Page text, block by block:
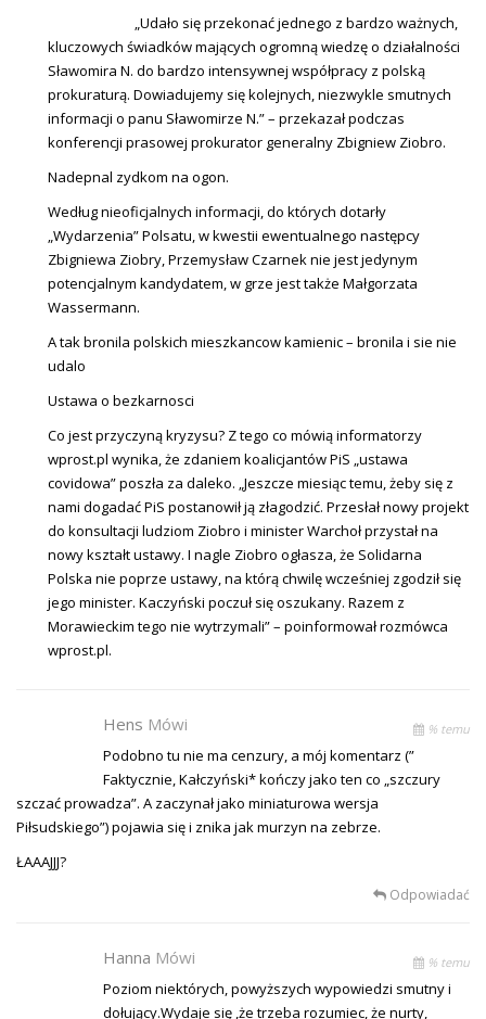
„Udało się przekonać jednego z bardzo ważnych,
kluczowych świadków mających ogromną wiedzę o działalności
Sławomira N. do bardzo intensywnej współpracy z polską
prokuraturą. Dowiadujemy się kolejnych, niezwykle smutnych
informacji o panu Sławomirze N.” – przekazał podczas
konferencji prasowej prokurator generalny Zbigniew Ziobro.
Nadepnal zydkom na ogon.
Według nieoficjalnych informacji, do których dotarły
„Wydarzenia” Polsatu, w kwestii ewentualnego następcy
Zbigniewa Ziobry, Przemysław Czarnek nie jest jedynym
potencjalnym kandydatem, w grze jest także Małgorzata
Wassermann.
A tak bronila polskich mieszkancow kamienic – bronila i sie nie
udalo
Ustawa o bezkarnosci
Co jest przyczyną kryzysu? Z tego co mówią informatorzy
wprost.pl wynika, że zdaniem koalicjantów PiS „ustawa
covidowa” poszła za daleko. „Jeszcze miesiąc temu, żeby się z
nami dogadać PiS postanowił ją złagodzić. Przesłał nowy projekt
do konsultacji ludziom Ziobro i minister Warchoł przystał na
nowy kształt ustawy. I nagle Ziobro ogłasza, że Solidarna
Polska nie poprze ustawy, na którą chwilę wcześniej zgodził się
jego minister. Kaczyński poczuł się oszukany. Razem z
Morawieckim tego nie wytrzymali” – poinformował rozmówca
wprost.pl.
Hens Mówi % temu
Podobno tu nie ma cenzury, a mój komentarz (”
Faktycznie, Kałczyński* kończy jako ten co „szczury
szczać prowadza”. A zaczynał jako miniaturowa wersja
Piłsudskiego”) pojawia się i znika jak murzyn na zebrze.
ŁAAAJJJ?
Odpowiadać
Hanna Mówi % temu
Poziom niektórych, powyższych wypowiedzi smutny i
dołujący.Wydaje się ,że trzeba rozumiec, że nurty,